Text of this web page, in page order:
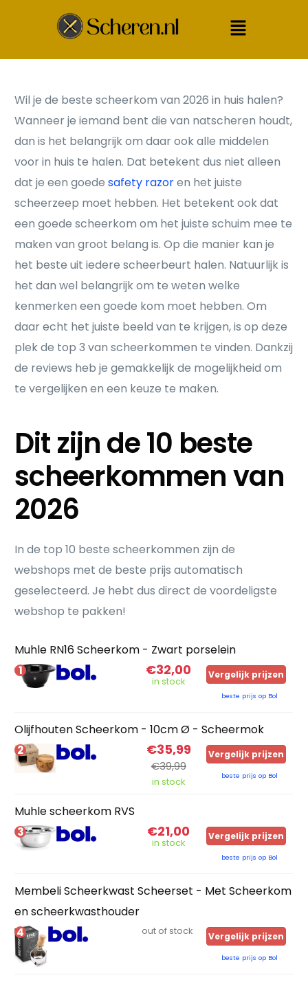
Wil je de beste scheerkom van 2026 in huis halen?
Wanneer je iemand bent die van natscheren houdt,
dan is het belangrijk om daar ook alle middelen
voor in huis te halen. Dat betekent dus niet alleen
dat je een goedesafety razoren het juiste
scheerzeep moet hebben. Het betekent ook dat
een goede scheerkom om het juiste schuim mee te
maken van groot belang is. Op die manier kan je
het beste uit iedere scheerbeurt halen. Natuurlijk is
het dan wel belangrijk om te weten welke
kenmerken een goede kom moet hebben. Om
daar echt het juiste beeld van te krijgen, is op deze
plek de top 3 van scheerkommen te vinden. Dankzij
de reviews heb je gemakkelijk de mogelijkheid om
te vergelijken en een keuze te maken.
Dit zijn de 10 beste
scheerkommen van
2026
In de top 10 beste scheerkommen zijn de
webshops met de beste prijs automatisch
geselecteerd. Je hebt dus direct de voordeligste
webshop te pakken!
Muhle RN16 Scheerkom - Zwart porselein
1 €32,00
in stock
Vergelijk prijzen
beste prijs op Bol
Olijfhouten Scheerkom - 10cm Ø - Scheermok
2 €35,99
€39,99
in stock
Vergelijk prijzen
beste prijs op Bol
Muhle scheerkom RVS
3 €21,00
in stock
Vergelijk prijzen
beste prijs op Bol
Membeli Scheerkwast Scheerset - Met Scheerkom
en scheerkwasthouder
4 out of stock Vergelijk prijzen
beste prijs op Bol